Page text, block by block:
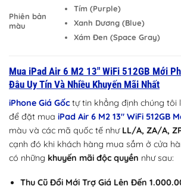
Phiên bản
màu
Tím (Purple)
Xanh Dương (Blue)
Xám Đen (Space Gray)
Mua iPad Air 6 M2 13″ WiFi 512GB Mới
Đâu Uy Tín Và Nhiều Khuyến Mãi Nhất
iPhone Giá Gốc tự tin khẳng định chúng
để đặt mua iPad Air 6 M2 13″ WiFi 512GB
màu và các mã quốc tế như LL/A, ZA/A,
cạnh đó khi khách hàng mua sắm ở cửa
có những khuyến mãi độc quyền như sau:
Thu Cũ Đổi Mới Trợ Giá Lên Đến